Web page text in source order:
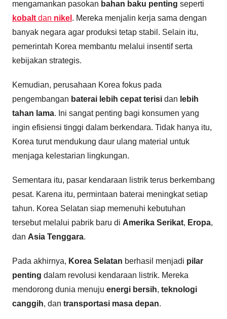
mengamankan pasokan bahan baku penting seperti
kobalt dan nikel . Mereka menjalin kerja sama dengan
banyak negara agar produksi tetap stabil. Selain itu,
pemerintah Korea membantu melalui insentif serta
kebijakan strategis.
Kemudian, perusahaan Korea fokus pada
pengembangan baterai lebih cepat terisi dan lebih
tahan lama. Ini sangat penting bagi konsumen yang
ingin efisiensi tinggi dalam berkendara. Tidak hanya itu,
Korea turut mendukung daur ulang material untuk
menjaga kelestarian lingkungan.
Sementara itu, pasar kendaraan listrik terus berkembang
pesat. Karena itu, permintaan baterai meningkat setiap
tahun. Korea Selatan siap memenuhi kebutuhan
tersebut melalui pabrik baru di Amerika Serikat, Eropa,
dan Asia Tenggara.
Pada akhirnya, Korea Selatan berhasil menjadi pilar
penting dalam revolusi kendaraan listrik. Mereka
mendorong dunia menuju energi bersih, teknologi
canggih, dan transportasi masa depan.